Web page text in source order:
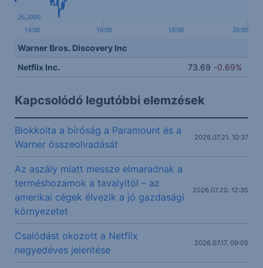
14:00 16:00 18:00 20:00
26.2000
Warner Bros. Discovery Inc
Netflix Inc.
73.69 -0.69%
Kapcsolódó legutóbbi elemzések
Blokkolta a bíróság a Paramount és a
Warner összeolvadását
2026.07.21. 10:37
Az aszály miatt messze elmaradnak a
terméshozamok a tavalyitól – az
amerikai cégek élvezik a jó gazdasági
környezetet
2026.07.20. 12:35
Csalódást okozott a Netflix
negyedéves jelentése
2026.07.17. 09:05